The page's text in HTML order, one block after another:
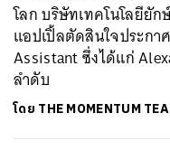
โลก บริษัทเทคโนโลยียั
แอปเปิ้ลตัดสินใจประกา
Assistant ซึ่งได้แก่
ลำดับ
โดย THE MOMENTUM
ค้นหา